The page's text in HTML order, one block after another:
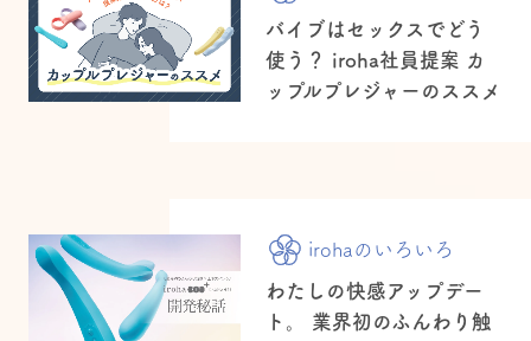
バイブはセックスでどう
使う？ iroha社員提案 カ
ップルプレジャーのススメ
irohaのいろいろ
わたしの快感アップデー
ト。 業界初のふんわり触